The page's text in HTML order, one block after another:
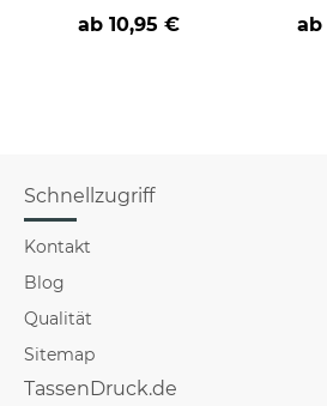
ab 10,95 € ab
Schnellzugriff
Kontakt
Blog
Qualität
Sitemap
TassenDruck.de